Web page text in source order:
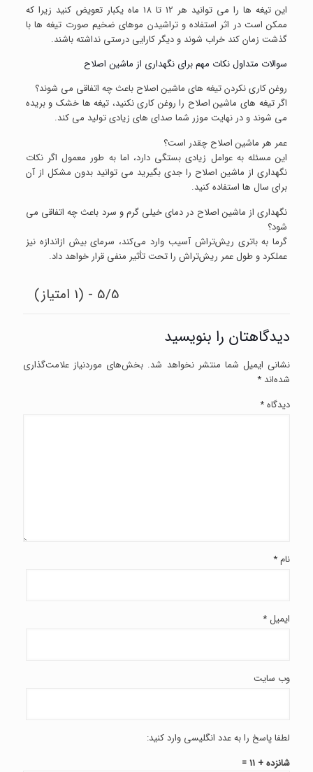
این تیغه ها را می توانید هر 12 تا 18 ماه یکبار تعویض کنید زیرا که
ممکن است در اثر استفاده و تراشیدن موهای ضخیم صورت تیغه ها با
گذشت زمان کند خراب شوند و دیگر کارایی درستی نداشته باشند.
سوالات متداول نکات مهم برای نگهداری از ماشین اصلاح
روغن کاری نکردن تیغه های ماشین اصلاح باعث چه اتفاقی می شوند؟
اگر تیغه های ماشین اصلاح را روغن کاری نکنید، تیغه ها خشک و بریده
می شوند و در نهایت موزر شما صدای های زیادی تولید می کند.
عمر هر ماشین اصلاح چقدر است؟
این مسئله به عوامل زیادی بستگی دارد، اما به طور معمول اگر نکات
نگهداری از ماشین اصلاح را جدی بگیرید می توانید بدون مشکل از آن
برای سال ها استفاده کنید.
نگهداری از ماشین اصلاح در دمای خیلی گرم و سرد باعث چه اتفاقی می
شود؟
گرما به باتری ریش‌تراش آسیب وارد می‌کند، سرمای بیش ‌ازاندازه نیز
عملکرد و طول عمر ریش‌تراش را تحت تأثیر منفی قرار خواهد داد.
5/5 - (1 امتیاز)
دیدگاهتان را بنویسید
نشانی ایمیل شما منتشر نخواهد شد. بخش‌های موردنیاز علامت‌گذاری
شده‌اند *
دیدگاه*
نام*
ایمیل *
وب‌ سایت
لطفا پاسخ را به عدد انگلیسی وارد کنید:
شانزده + 11 =